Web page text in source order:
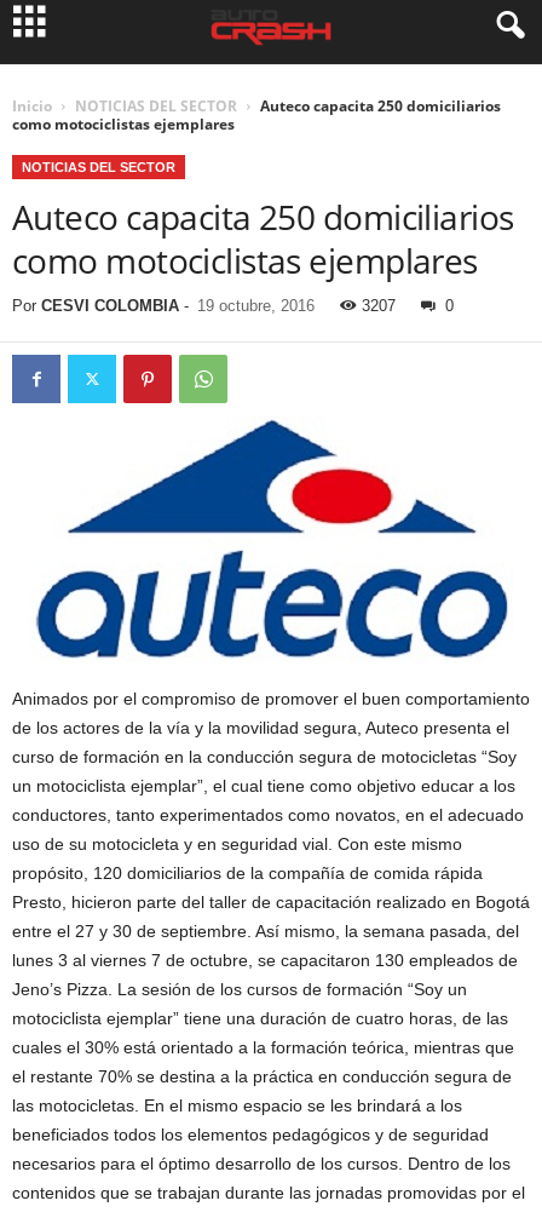
Inicio NOTICIAS DEL SECTOR
Auteco capacita 250 domiciliarios
como motociclistas ejemplares
NOTICIAS DEL SECTOR
Auteco capacita 250 domiciliarios
como motociclistas ejemplares
Por CESVI COLOMBIA - 19 octubre, 2016 3207 0
Animados por el compromiso de promover el buen comportamiento
de los actores de la vía y la movilidad segura, Auteco presenta el
curso de formación en la conducción segura de motocicletas “Soy
un motociclista ejemplar”, el cual tiene como objetivo educar a los
conductores, tanto experimentados como novatos, en el adecuado
uso de su motocicleta y en seguridad vial. Con este mismo
propósito, 120 domiciliarios de la compañía de comida rápida
Presto, hicieron parte del taller de capacitación realizado en Bogotá
entre el 27 y 30 de septiembre. Así mismo, la semana pasada, del
lunes 3 al viernes 7 de octubre, se capacitaron 130 empleados de
Jeno’s Pizza. La sesión de los cursos de formación “Soy un
motociclista ejemplar” tiene una duración de cuatro horas, de las
cuales el 30% está orientado a la formación teórica, mientras que
el restante 70% se destina a la práctica en conducción segura de
las motocicletas. En el mismo espacio se les brindará a los
beneficiados todos los elementos pedagógicos y de seguridad
necesarios para el óptimo desarrollo de los cursos. Dentro de los
contenidos que se trabajan durante las jornadas promovidas por el